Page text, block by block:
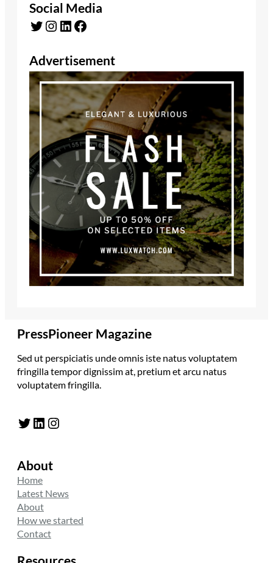
Social Media
Twitter Instagram LinkedIn Facebook
Advertisement
PressPioneer Magazine
Sed ut perspiciatis unde omnis iste natus voluptatem
fringilla tempor dignissim at, pretium et arcu natus
voluptatem fringilla.
Twitter LinkedIn Instagram
About
Home
Latest News
About
How we started
Contact